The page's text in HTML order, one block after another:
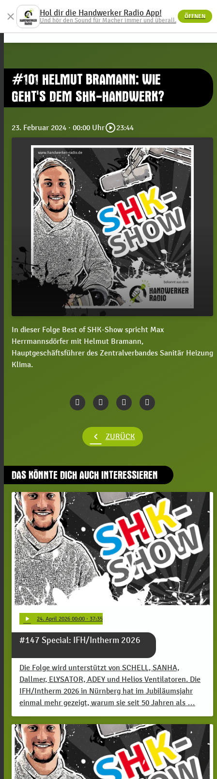
menu
#101 HELMUT BRAMANN: WIE
GEHT'S DEM SHK-HANDWERK?
23. Februar 2024 · 00:00 Uhrplay_circle_outline23:44
play_arrow #101 Helmut Bramann: Wie geht's dem SHK-
Handwerk?
00:00 23:44
In dieser Folge Best of SHK-Show spricht Max
Herrmannsdörfer mit Helmut Bramann,
Hauptgeschäftsführer des Zentralverbandes Sanitär Heizung
Klima.
chevron_left ZURÜCK
DAS KÖNNTE DICH AUCH INTERESSIEREN
play_arrow 24. April 2026 00:00 · 37:35
#147 Special: IFH/Intherm 2026
Die Folge wird unterstützt von SCHELL, SANHA,
Dallmer, ELYSATOR, ADEY und Helios Ventilatoren. Die
IFH/Intherm 2026 in Nürnberg hat im Jubiläumsjahr
einmal mehr gezeigt, warum sie seit 50 Jahren als …
close Hol dir die Handwerker Radio App!
Und hör den Sound für Macher immer und überall.
ÖFFNEN